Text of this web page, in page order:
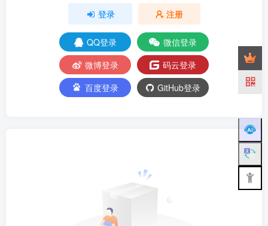
登录 注册
QQ登录
微信登录
微博登录
码云登录
百度登录
GitHub登录